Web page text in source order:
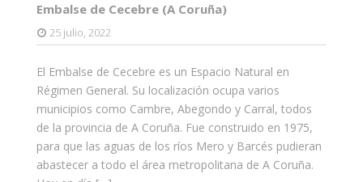
Embalse de Cecebre (A Coruña)
25 julio, 2022
El Embalse de Cecebre es un Espacio Natural en
Régimen General. Su localización ocupa varios
municipios como Cambre, Abegondo y Carral, todos
de la provincia de A Coruña. Fue construido en 1975,
para que las aguas de los ríos Mero y Barcés pudieran
abastecer a todo el área metropolitana de A Coruña.